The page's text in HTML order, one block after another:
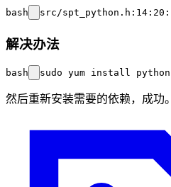
bash
解决办法
bash
然后重新安装需要的依赖，成功。